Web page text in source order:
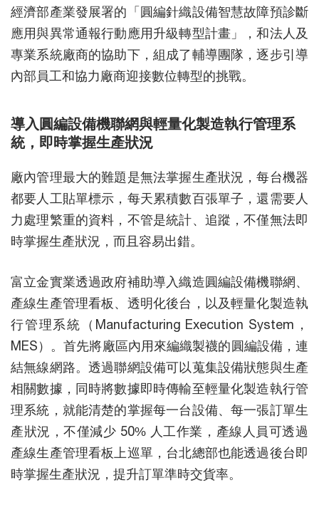
經濟部產業發展署的「圓編針織設備智慧故障預診斷
應用與異常通報行動應用升級轉型計畫」，和法人及
專業系統廠商的協助下，組成了輔導團隊，逐步引導
內部員工和協力廠商迎接數位轉型的挑戰。
導入圓編設備機聯網與輕量化製造執行管理系
統，即時掌握生產狀況
廠內管理最大的難題是無法掌握生產狀況，每台機器
都要人工貼單標示，每天累積數百張單子，還需要人
力處理繁重的資料，不管是統計、追蹤，不僅無法即
時掌握生產狀況，而且容易出錯。
富立金實業透過政府補助導入織造圓編設備機聯網、
產線生產管理看板、透明化後台，以及輕量化製造執
行管理系統（Manufacturing Execution System，
MES）。首先將廠區內用來編織製襪的圓編設備，連
結無線網路。透過聯網設備可以蒐集設備狀態與生產
相關數據，同時將數據即時傳輸至輕量化製造執行管
理系統，就能清楚的掌握每一台設備、每一張訂單生
產狀況，不僅減少 50% 人工作業，產線人員可透過
產線生產管理看板上巡單，台北總部也能透過後台即
時掌握生產狀況，提升訂單準時交貨率。